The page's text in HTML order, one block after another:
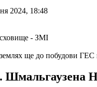
2024, 18:48
ще до побудови ГЕС
І.